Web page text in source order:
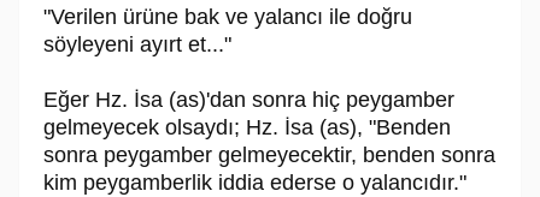
"Verilen ürüne bak ve yalancı ile doğru
söyleyeni ayırt et..."
Eğer Hz. İsa (as)'dan sonra hiç peygamber
gelmeyecek olsaydı; Hz. İsa (as), "Benden
sonra peygamber gelmeyecektir, benden sonra
kim peygamberlik iddia ederse o yalancıdır."